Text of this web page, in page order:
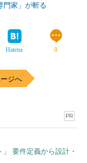
家」が斬る
Hatena 0
ジへ
PR
要件定義から設計・